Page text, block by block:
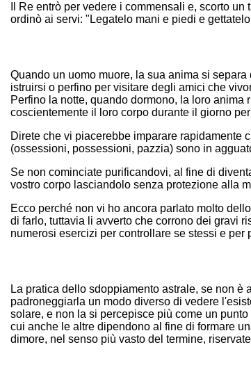
Il Re entrò per vedere i commensali e, scorto
ordinò ai servi: "Legatelo mani e piedi e
Quando un uomo muore, la sua anima si
istruirsi o perfino per visitare degli amici che
Perfino la notte, quando dormono, la loro
coscientemente il loro corpo durante il giorno
Direte che vi piacerebbe imparare rapidamente
(ossessioni, possessioni, pazzia) sono in
Se non cominciate purificandovi, al fine di
vostro corpo lasciandolo senza protezione alla
Ecco perché non vi ho ancora parlato molto
di farlo, tuttavia li avverto che corrono dei gravi
numerosi esercizi per controllare se stessi e
La pratica dello sdoppiamento astrale, se non
padroneggiarla un modo diverso di vedere
solare, e non la si percepisce più come un
cui anche le altre dipendono al fine di formare
dimore, nel senso più vasto del termine,